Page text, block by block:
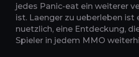
jedes Panic-eat ein weiterer
ist. Laenger zu ueberleben ist
nuetzlich, eine Entdeckung,
Spieler in jedem MMO